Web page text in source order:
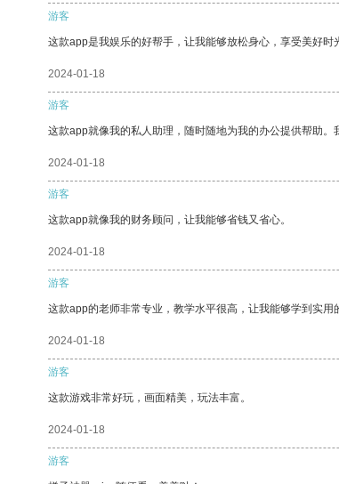
游客
这款app是我娱乐的好帮手，让我能够放松身心，享受美好时
2024-01-18
游客
这款app就像我的私人助理，随时随地为我的办公提供帮助
2024-01-18
游客
这款app就像我的财务顾问，让我能够省钱又省心。
2024-01-18
游客
这款app的老师非常专业，教学水平很高，让我能够学到实用
2024-01-18
游客
这款游戏非常好玩，画面精美，玩法丰富。
2024-01-18
游客